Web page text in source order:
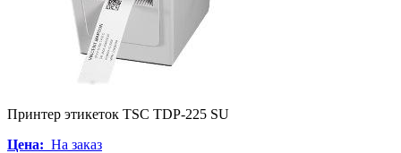
Принтер этикеток TSC TDP-225 SU
Цена: На заказ